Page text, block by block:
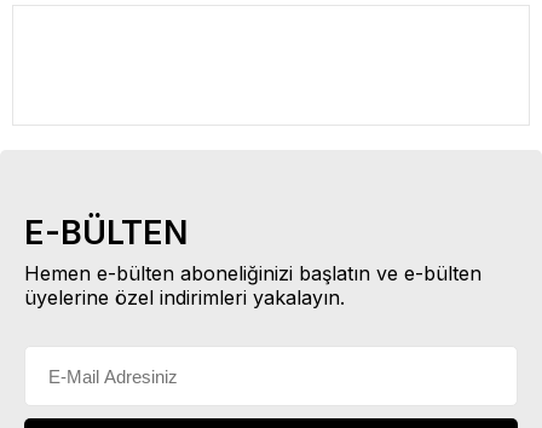
E-BÜLTEN
Hemen e-bülten aboneliğinizi başlatın ve e-bülten
üyelerine özel indirimleri yakalayın.